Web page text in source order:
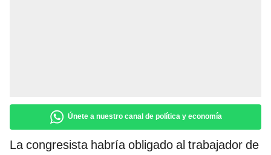
Únete a nuestro canal de política y economía
La congresista habría obligado al trabajador de